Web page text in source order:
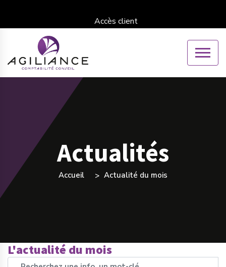
Accès client
Actualités
Accueil Actualité du mois
L'actualité du mois